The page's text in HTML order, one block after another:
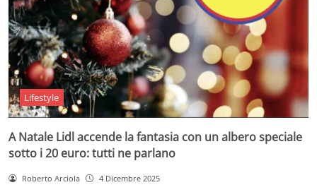
Lifestyle
A Natale Lidl accende la fantasia con un albero speciale
sotto i 20 euro: tutti ne parlano
Roberto Arciola 4 Dicembre 2025